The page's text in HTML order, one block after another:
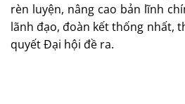
rèn luyện, nâng cao bản lĩnh
lãnh đạo, đoàn kết thống nhất,
quyết Đại hội đề ra.